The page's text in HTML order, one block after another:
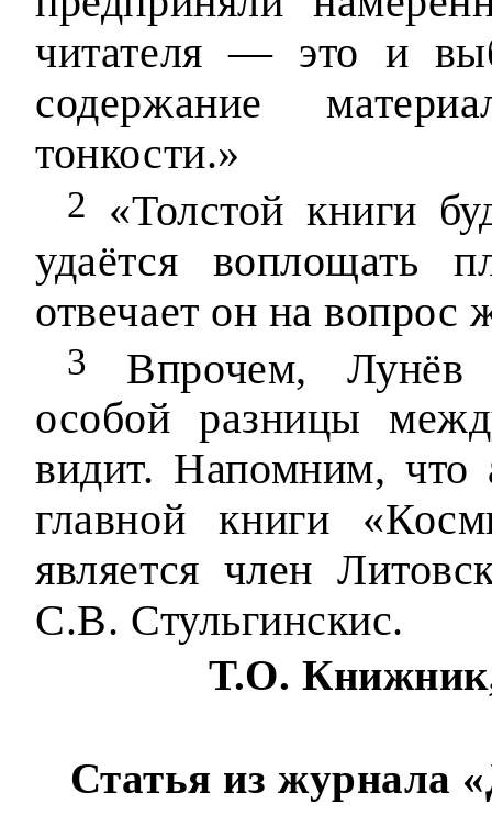
читателя — это и
содержание
тонкости.»
2
«Толстой книги
удаётся воплощать
отвечает он на вопрос
3 Впрочем, Лунёв
особой разницы
видит. Напомним, что
главной книги
является член
С.В. Стульгинскис.
Т.О. Книжник,
Статья из журнала